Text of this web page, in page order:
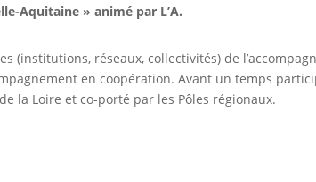
Aquitaine » animé par L’A.
(institutions, réseaux, collectivités) de
en coopération. Avant un temps
la Loire et co-porté par les Pôles régionaux.